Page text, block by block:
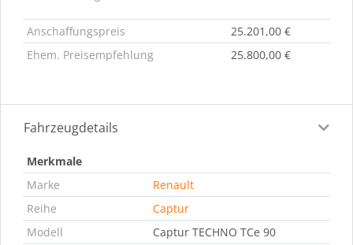
Anschaffungspreis
25.201,00 €
Ehem. Preisempfehlung
25.800,00 €
Fahrzeugdetails
Merkmale
Marke
Renault
Reihe
Captur
Modell
Captur TECHNO TCe 90